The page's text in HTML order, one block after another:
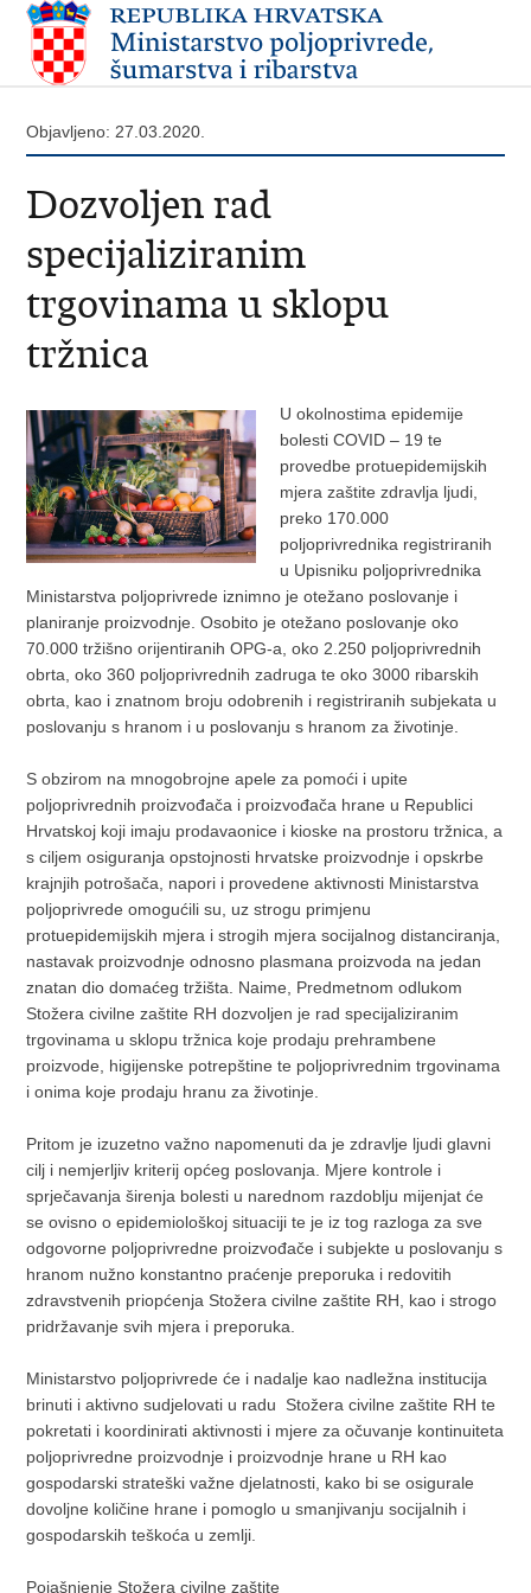
Objavljeno: 27.03.2020.
Dozvoljen rad
specijaliziranim
trgovinama u sklopu
tržnica
U okolnostima epidemije
bolesti COVID – 19 te
provedbe protuepidemijskih
mjera zaštite zdravlja ljudi,
preko 170.000
poljoprivrednika registriranih
u Upisniku poljoprivrednika
Ministarstva poljoprivrede iznimno je otežano poslovanje i
planiranje proizvodnje. Osobito je otežano poslovanje oko
70.000 tržišno orijentiranih OPG-a, oko 2.250 poljoprivrednih
obrta, oko 360 poljoprivrednih zadruga te oko 3000 ribarskih
obrta, kao i znatnom broju odobrenih i registriranih subjekata u
poslovanju s hranom i u poslovanju s hranom za životinje.
S obzirom na mnogobrojne apele za pomoći i upite
poljoprivrednih proizvođača i proizvođača hrane u Republici
Hrvatskoj koji imaju prodavaonice i kioske na prostoru tržnica, a
s ciljem osiguranja opstojnosti hrvatske proizvodnje i opskrbe
krajnjih potrošača, napori i provedene aktivnosti Ministarstva
poljoprivrede omogućili su, uz strogu primjenu
protuepidemijskih mjera i strogih mjera socijalnog distanciranja,
nastavak proizvodnje odnosno plasmana proizvoda na jedan
znatan dio domaćeg tržišta. Naime, Predmetnom odlukom
Stožera civilne zaštite RH dozvoljen je rad specijaliziranim
trgovinama u sklopu tržnica koje prodaju prehrambene
proizvode, higijenske potrepštine te poljoprivrednim trgovinama
i onima koje prodaju hranu za životinje.
Pritom je izuzetno važno napomenuti da je zdravlje ljudi glavni
cilj i nemjerljiv kriterij općeg poslovanja. Mjere kontrole i
sprječavanja širenja bolesti u narednom razdoblju mijenjat će
se ovisno o epidemiološkoj situaciji te je iz tog razloga za sve
odgovorne poljoprivredne proizvođače i subjekte u poslovanju s
hranom nužno konstantno praćenje preporuka i redovitih
zdravstvenih priopćenja Stožera civilne zaštite RH, kao i strogo
pridržavanje svih mjera i preporuka.
Ministarstvo poljoprivrede će i nadalje kao nadležna institucija
brinuti i aktivno sudjelovati u radu Stožera civilne zaštite RH te
pokretati i koordinirati aktivnosti i mjere za očuvanje kontinuiteta
poljoprivredne proizvodnje i proizvodnje hrane u RH kao
gospodarski strateški važne djelatnosti, kako bi se osigurale
dovoljne količine hrane i pomoglo u smanjivanju socijalnih i
gospodarskih teškoća u zemlji.
Pojašnjenje Stožera civilne zaštite